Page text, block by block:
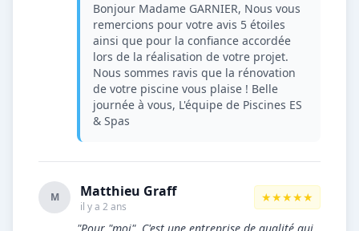
Bonjour Madame GARNIER, Nous vous
remercions pour votre avis 5 étoiles
ainsi que pour la confiance accordée
lors de la réalisation de votre projet.
Nous sommes ravis que la rénovation
de votre piscine vous plaise ! Belle
journée à vous, L'équipe de Piscines ES
& Spas
M Matthieu Graff
il y a 2 ans
★★★★★